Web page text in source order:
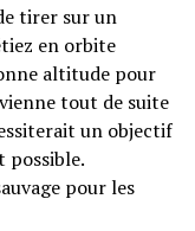
tirer sur un
en orbite
altitude pour
tout de suite
un objectif
possible.
pour les